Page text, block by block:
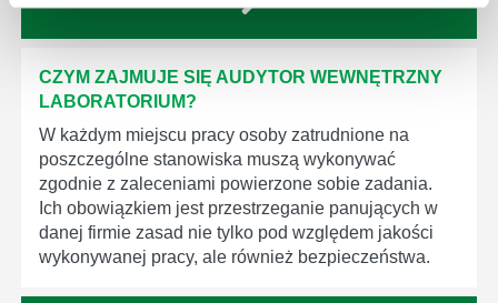
CZYM ZAJMUJE SIĘ AUDYTOR WEWNĘTRZNY
LABORATORIUM?
W każdym miejscu pracy osoby zatrudnione na
poszczególne stanowiska muszą wykonywać
zgodnie z zaleceniami powierzone sobie zadania.
Ich obowiązkiem jest przestrzeganie panujących w
danej firmie zasad nie tylko pod względem jakości
wykonywanej pracy, ale również bezpieczeństwa.